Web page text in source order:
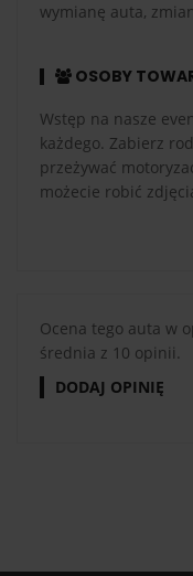
wymianę auta,
OSOBY
Wstęp na nasze
każdego. Zabierz
przeżywać
możecie robić
Ocena tego auta w
średnia z 10 opinii.
DODAJ OPINIĘ